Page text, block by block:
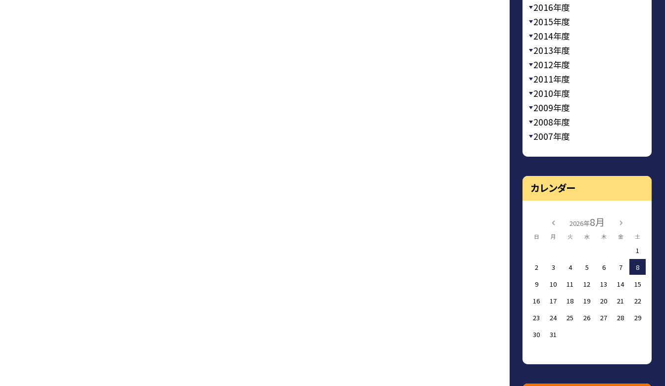
2016年度
2015年度
2014年度
2013年度
2012年度
2011年度
2010年度
2009年度
2008年度
2007年度
カレンダー
2026年8月
日 月 火 水 木 金 土
1
2
3 4 5 6 7
8
9
10 11 12 13 14
15
16
17 18 19 20 21
22
23
24 25 26 27 28
29
30
31